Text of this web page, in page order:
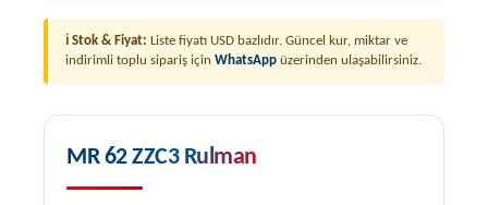
ℹ Stok & Fiyat: Liste fiyatı USD bazlıdır. Güncel kur, miktar ve
indirimli toplu sipariş için WhatsApp üzerinden ulaşabilirsiniz.
MR 62 ZZC3 Rulman